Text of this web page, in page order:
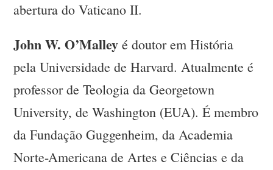
abertura do Vaticano II.
John W. O’Malley é doutor em História
pela Universidade de Harvard. Atualmente é
professor de Teologia da Georgetown
University, de Washington (EUA). É membro
da Fundação Guggenheim, da Academia
Norte-Americana de Artes e Ciências e da